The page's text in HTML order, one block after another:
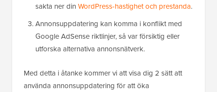
sakta ner din WordPress-hastighet och prestanda.
Annonsuppdatering kan komma i konflikt med
Google AdSense riktlinjer, så var försiktig eller
utforska alternativa annonsnätverk.
Med detta i åtanke kommer vi att visa dig 2 sätt att
använda annonsuppdatering för att öka